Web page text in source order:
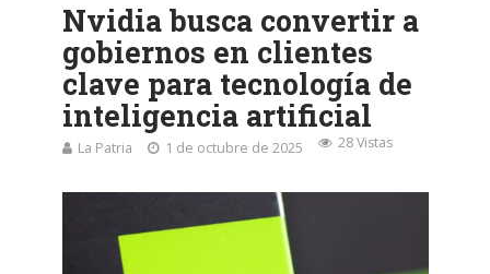
Nvidia busca convertir a
gobiernos en clientes
clave para tecnología de
inteligencia artificial
La Patria 1 de octubre de 2025 28 Vistas